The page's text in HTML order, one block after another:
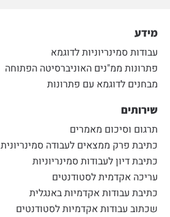
מידע
עבודות סמינריוניות לדוגמא
פתרונות ממ"נים האוניברסיטה הפתוחה
מבחנים לדוגמא עם פתרונות
שירותים
תרגום וסיכום מאמרים
כתיבת פרק ממצאים לעבודה סמינריונית
כתיבת דיון לעבודות סמינריוניות
עריכה אקדמית לסטודנטים
כתיבת עבודות אקדמיות באנגלית
שכתוב עבודות אקדמיות לסטודנטים